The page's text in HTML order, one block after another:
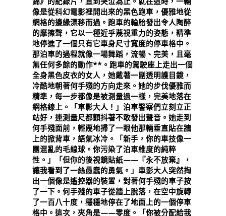
像是從科幻電影裡開出來的黑色跑車，優雅地從
網格的邊緣漂移而過。跑車的輪胎發出令人陶醉
的摩擦聲，它以一種近乎蔑視重力的姿態，精準
地停進了一個只有它車身尺寸寬度的停車格中。
那泊車的過程就像一場舞蹈，流暢、完美，且毫
無任何多餘的動作**。跑車的駕駛座上走出一個
全身黑色皮衣的女人，她戴著一副透明護目鏡，
冷酷地朝著何手殘的方向走來。她的步伐優雅而
精準，每一步都像是被測量過一樣，完美地落在
網格線上。「車影大人！」泊車警察們立刻立正
站好，連測量尺都顫抖著不敢發出聲音。她走到
何手殘面前，輕蔑地掃了一眼他那輛垂直貼在牆
上的掀背車，語氣冰冷。「新手，你的車技像一
團混亂的毛線球。你污染了泊車維度的純粹
性。」「但你的後視鏡貼紙——『永不放棄』，
讓我看到了一絲愚蠢的勇氣。」車影大人突然掏
出一個像是遙控器的裝置，對著何手殘的車子按
了一下。何手殘的車子從牆上脫落，在空中旋轉
了一百八十度，穩穩地停在了地面上的一個停車
格中。這次，夾角是——零度。「你被分配給我